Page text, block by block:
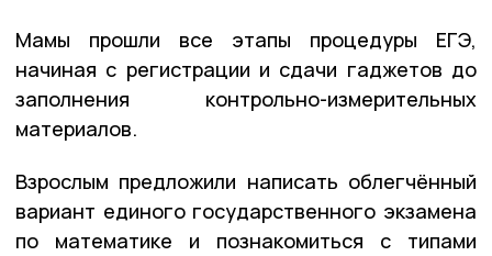
Мамы прошли все этапы процедуры ЕГЭ,
начиная с регистрации и сдачи гаджетов до
заполнения контрольно-измерительных
материалов.
Взрослым предложили написать облегчённый
вариант единого государственного экзамена
по математике и познакомиться с типами